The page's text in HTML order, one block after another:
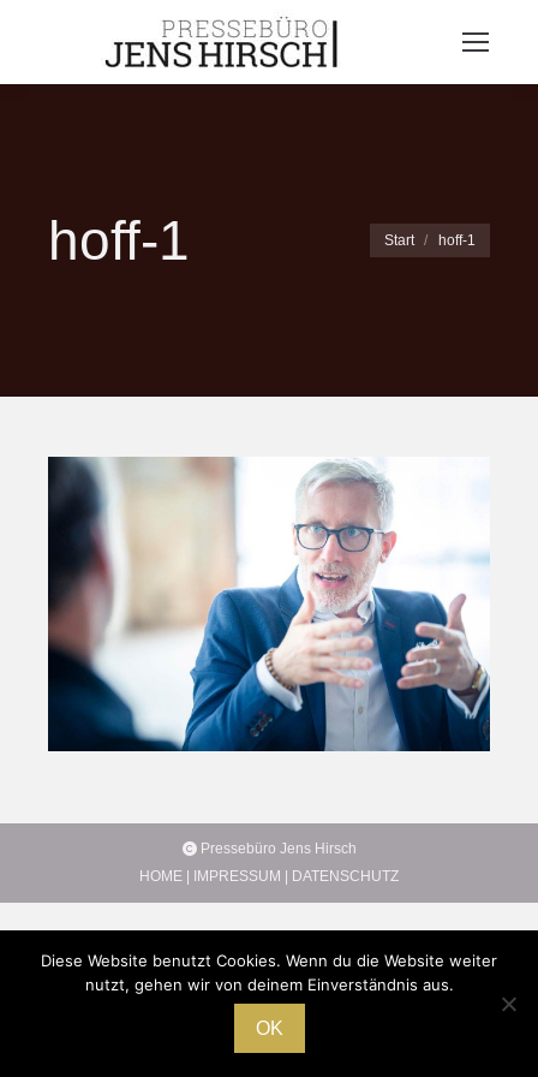
hoff-1
Sie befinden sich
Start hoff-1
Pressebüro Jens Hirsch
HOME
IMPRESSUM DATENSCHUTZ
Diese Website benutzt Cookies. Wenn du die Website weiter
nutzt, gehen wir von deinem Einverständnis aus.
OK